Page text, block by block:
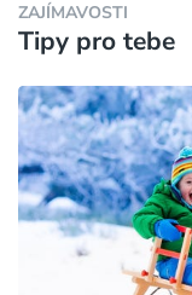
ZAJÍMAVOSTI
Tipy pro tebe